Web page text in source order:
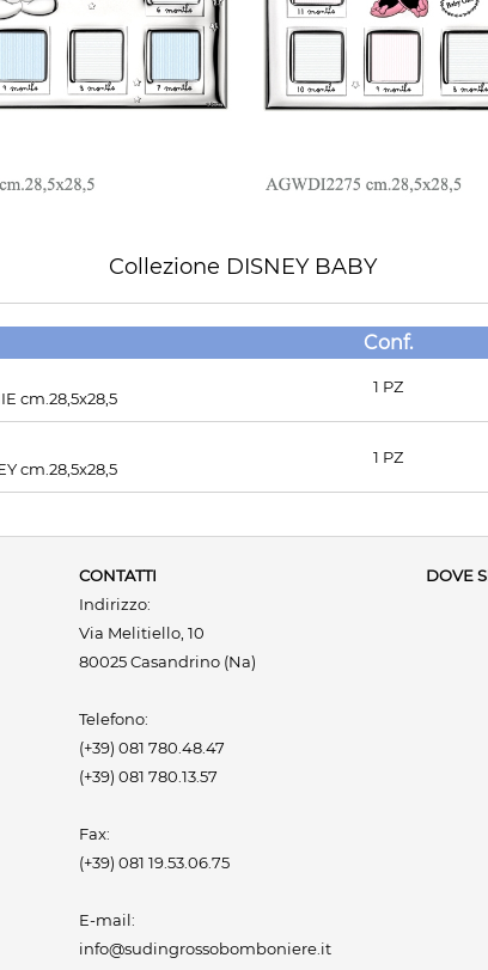
Collezione DISNEY BABY
Conf.
cm.28,5x28,5
1 PZ
cm.28,5x28,5
1 PZ
CONTATTI
Indirizzo:
Via Melitiello, 10
80025 Casandrino (Na)
Telefono:
(+39) 081 780.48.47
(+39) 081 780.13.57
Fax:
(+39) 081 19.53.06.75
E-mail:
info@sudingrossobomboniere.it
DOVE